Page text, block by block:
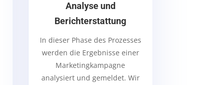
Analyse und
Berichterstattung
In dieser Phase des Prozesses
werden die Ergebnisse einer
Marketingkampagne
analysiert und gemeldet. Wir